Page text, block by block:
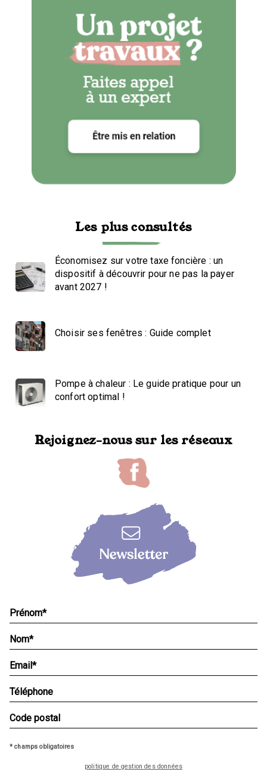
Les plus consultés
Économisez sur votre taxe foncière : un
dispositif à découvrir pour ne pas la payer
avant 2027 !
Choisir ses fenêtres : Guide complet
Pompe à chaleur : Le guide pratique pour un
confort optimal !
Rejoignez-nous sur les réseaux
* champs obligatoires
politique de gestion des données